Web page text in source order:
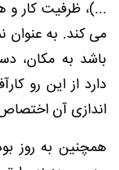
...)، ظرفیت کار و
می کند. به عنوان
باشد به مکان،
دارد از این رو
اندازی آن
همچنین به روز